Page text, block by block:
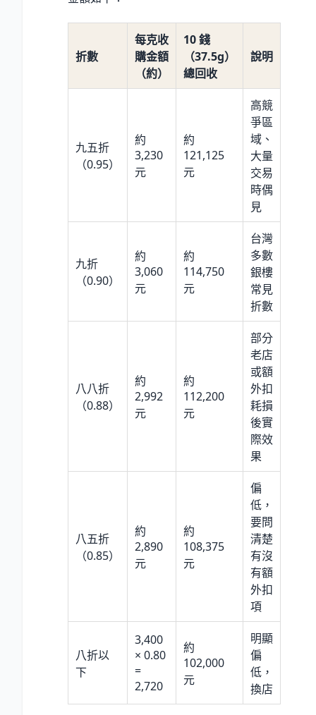
折數
每克收
購金額
（約）
10 錢
（37.5g）
總回收
說明
九五折
（0.95）
約
3,230
元
約
121,125
元
高競
爭區
域、
大量
交易
時偶
見
九折
（0.90）
約
3,060
元
約
114,750
元
台灣
多數
銀樓
常見
折數
八八折
（0.88）
約
2,992
元
約
112,200
元
部分
老店
或額
外扣
耗損
後實
際效
果
八五折
（0.85）
約
2,890
元
約
108,375
元
偏
低，
要問
清楚
有沒
有額
外扣
項
八折以
下
3,400
× 0.80
=
2,720
約
102,000
元
明顯
偏
低，
換店